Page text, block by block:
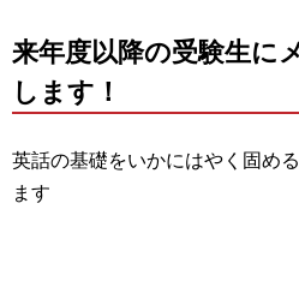
来年度以降の受験生に
します！
英話の基礎をいかにはやく固め
ます